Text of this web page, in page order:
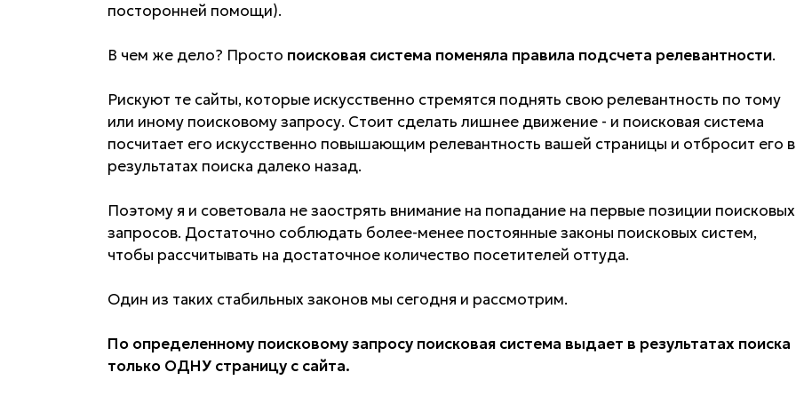
посторонней помощи).
В чем же дело? Просто поисковая система поменяла правила подсчета релевантности.
Рискуют те сайты, которые искусственно стремятся поднять свою релевантность по тому
или иному поисковому запросу. Стоит сделать лишнее движение - и поисковая система
посчитает его искусственно повышающим релевантность вашей страницы и отбросит его в
результатах поиска далеко назад.
Поэтому я и советовала не заострять внимание на попадание на первые позиции поисковых
запросов. Достаточно соблюдать более-менее постоянные законы поисковых систем,
чтобы рассчитывать на достаточное количество посетителей оттуда.
Один из таких стабильных законов мы сегодня и рассмотрим.
По определенному поисковому запросу поисковая система выдает в результатах поиска
только ОДНУ страницу с сайта.